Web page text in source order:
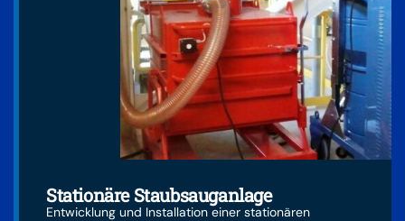
Stationäre Staubsauganlage
Entwicklung und Installation einer stationären